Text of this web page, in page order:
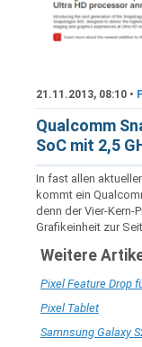
21.11.2013, 08:10 •
Qualcomm
SoC mit 2,5
In fast allen
kommt ein
denn der Vier-Kern-
Grafikeinheit zur
Weitere
Pixel Feature Drop
Pixel Tablet
Samnsung Galaxy